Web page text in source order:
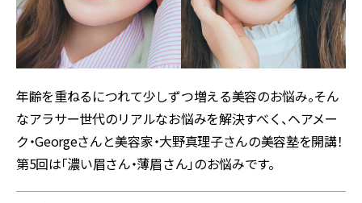
年齢を重ねるにつれて少しずつ増える美容のお悩み。そん
なアラサー世代のリアルなお悩みを解決すべく、ヘアメー
ク・Georgeさんと美容家・大野真理子さんの美容塾を開講！
第5回は「濃い眉さん・薄眉さん」のお悩みです。